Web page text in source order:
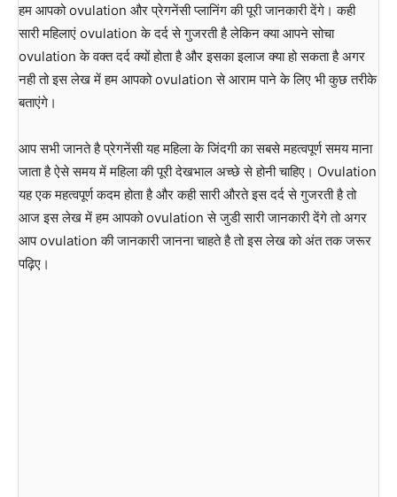
हम आपको ovulation और प्रेगनेंसी प्लानिंग की पूरी जानकारी देंगे। कही
सारी महिलाएं ovulation के दर्द से गुजरती है लेकिन क्या आपने सोचा
ovulation के वक्त दर्द क्यों होता है और इसका इलाज क्या हो सकता है अगर
नही तो इस लेख में हम आपको ovulation से आराम पाने के लिए भी कुछ तरीके
बताएंगे।
आप सभी जानते है प्रेगनेंसी यह महिला के जिंदगी का सबसे महत्वपूर्ण समय माना
जाता है ऐसे समय में महिला की पूरी देखभाल अच्छे से होनी चाहिए। Ovulation
यह एक महत्वपूर्ण कदम होता है और कही सारी औरते इस दर्द से गुजरती है तो
आज इस लेख में हम आपको ovulation से जुडी सारी जानकारी देंगे तो अगर
आप ovulation की जानकारी जानना चाहते है तो इस लेख को अंत तक जरूर
पढ़िए।